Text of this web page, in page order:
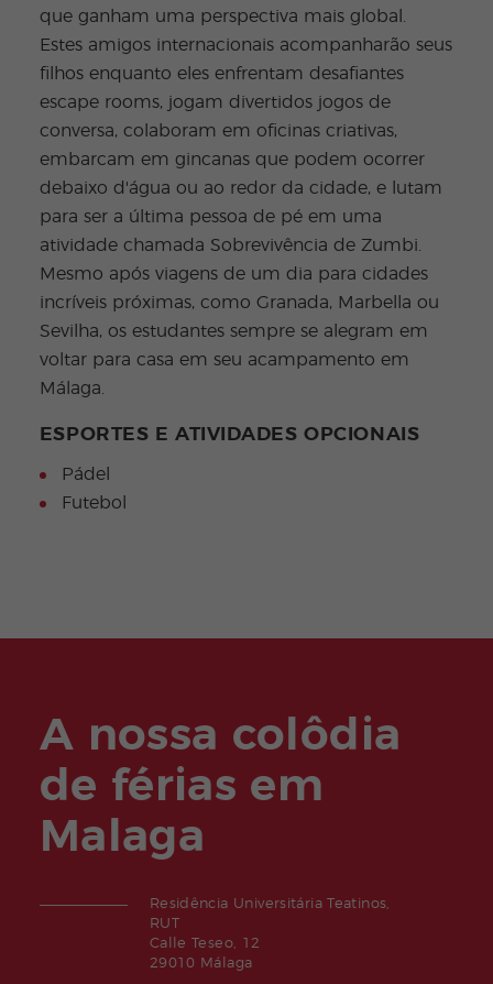
que ganham uma perspectiva mais global.
Estes amigos internacionais acompanharão seus
filhos enquanto eles enfrentam desafiantes
escape rooms, jogam divertidos jogos de
conversa, colaboram em oficinas criativas,
embarcam em gincanas que podem ocorrer
debaixo d'água ou ao redor da cidade, e lutam
para ser a última pessoa de pé em uma
atividade chamada Sobrevivência de Zumbi.
Mesmo após viagens de um dia para cidades
incríveis próximas, como Granada, Marbella ou
Sevilha, os estudantes sempre se alegram em
voltar para casa em seu acampamento em
Málaga.
ESPORTES E ATIVIDADES OPCIONAIS
Pádel
Futebol
A nossa colôdia
de férias em
Malaga
Residência Universitária Teatinos,
RUT
Calle Teseo, 12
29010 Málaga